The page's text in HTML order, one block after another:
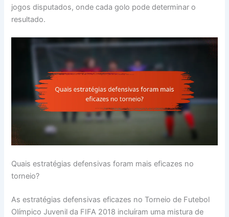
jogos disputados, onde cada golo pode determinar o
resultado.
Quais estratégias defensivas foram mais eficazes no
torneio?
As estratégias defensivas eficazes no Torneio de Futebol
Olímpico Juvenil da FIFA 2018 incluíram uma mistura de